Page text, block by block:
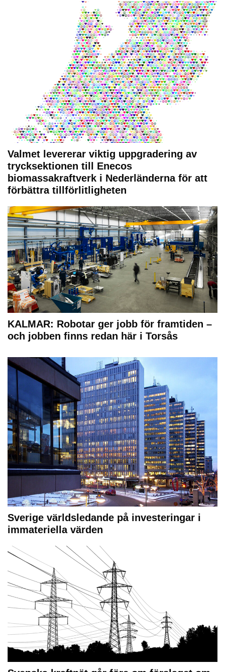
Valmet levererar viktig uppgradering av
trycksektionen till Enecos
biomassakraftverk i Nederländerna för att
förbättra tillförlitligheten
KALMAR: Robotar ger jobb för framtiden –
och jobben finns redan här i Torsås
Sverige världsledande på investeringar i
immateriella värden